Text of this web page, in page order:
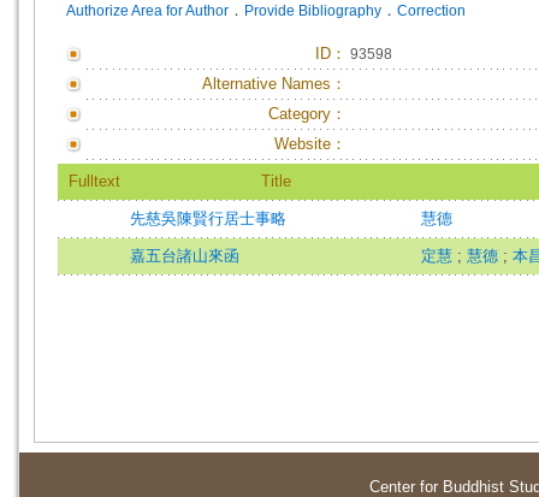
Authorize Area for Author ． Provide Bibliography ． Correction
ID ： 93598
Alternative Names：
Category：
Website：
Fulltext Title
先慈吳陳賢行居士事略 慧德
嘉五台諸山來函 定慧 ; 慧德 ; 本
Center for Buddhist